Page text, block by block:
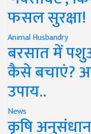
फसल सुरक्षा!
Animal Husbandry
बरसात में
कैसे बचाएं?
उपाय..
News
कृषि